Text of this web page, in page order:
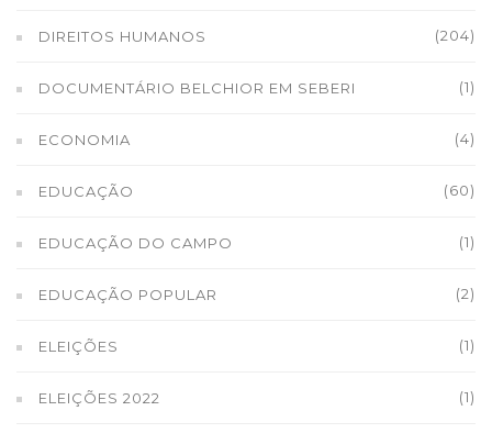
DIREITOS HUMANOS (204)
DOCUMENTÁRIO BELCHIOR EM SEBERI (1)
ECONOMIA (4)
EDUCAÇÃO (60)
EDUCAÇÃO DO CAMPO (1)
EDUCAÇÃO POPULAR (2)
ELEIÇÕES (1)
ELEIÇÕES 2022 (1)